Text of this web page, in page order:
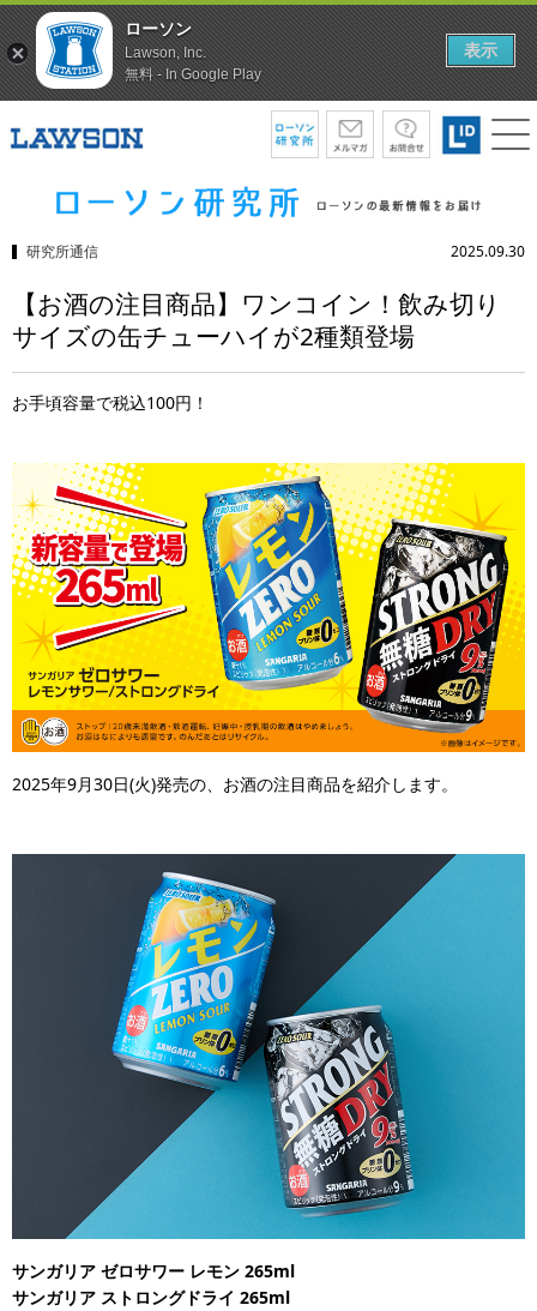
研究所通信 2025.09.30
【お酒の注目商品】ワンコイン！飲み切り
サイズの缶チューハイが2種類登場
お手頃容量で税込100円！
2025年9月30日(火)発売の、お酒の注目商品を紹介します。
サンガリア ゼロサワー レモン 265ml
サンガリア ストロングドライ 265ml
ローソン
Lawson, Inc.
無料 - In Google Play
表示